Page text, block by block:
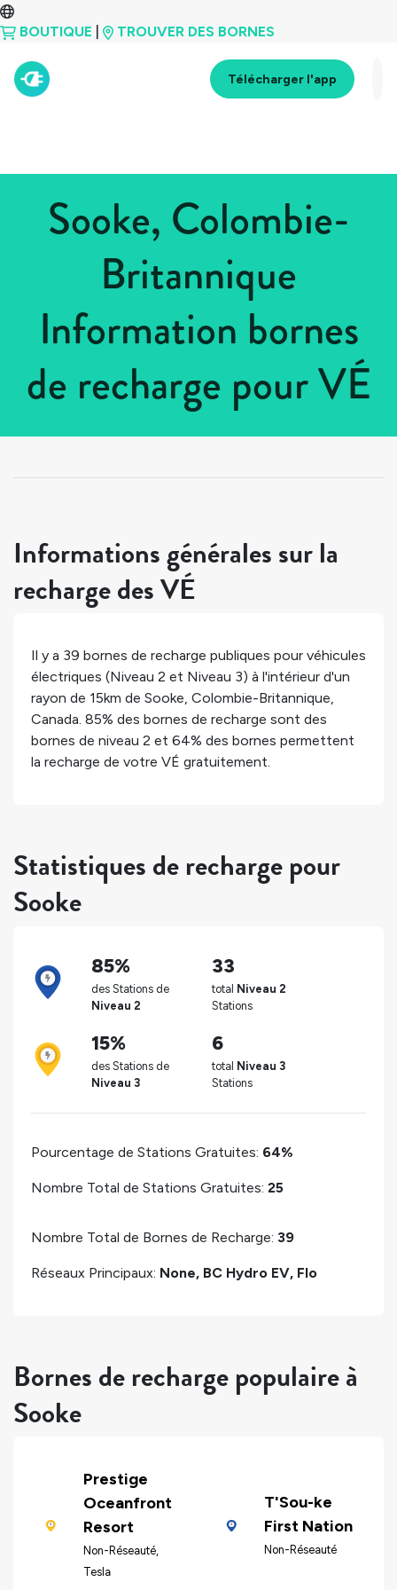
BOUTIQUE TROUVER DES BORNES
Télécharger l'app
Sooke, Colombie-
Britannique
Information bornes
de recharge pour VÉ
> Colombie-Britannique
Informations générales sur la
recharge des VÉ
Il y a 39 bornes de recharge publiques pour véhicules
électriques (Niveau 2 et Niveau 3) à l'intérieur d'un
rayon de 15km de Sooke, Colombie-Britannique,
Canada. 85% des bornes de recharge sont des
bornes de niveau 2 et 64% des bornes permettent
la recharge de votre VÉ gratuitement.
Statistiques de recharge pour
Sooke
85%
des Stations de
Niveau 2
33
total Niveau 2
Stations
15%
des Stations de
Niveau 3
6
total Niveau 3
Stations
Pourcentage de Stations Gratuites: 64%
Nombre Total de Stations Gratuites: 25
Nombre Total de Bornes de Recharge: 39
Réseaux Principaux: None, BC Hydro EV, Flo
Bornes de recharge populaire à
Sooke
Prestige
Oceanfront
Resort
Non-Réseauté,
Tesla
T'Sou-ke
First Nation
Non-Réseauté